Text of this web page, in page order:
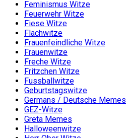
Feminismus Witze
Feuerwehr Witze
Fiese Witze
Flachwitze
Frauenfeindliche Witze
Frauenwitze
Freche Witze
Fritzchen Witze
Fussballwitze
Geburtstagswitze
Germans / Deutsche Memes
GEZ-Witze
Greta Memes
Halloweenwitze